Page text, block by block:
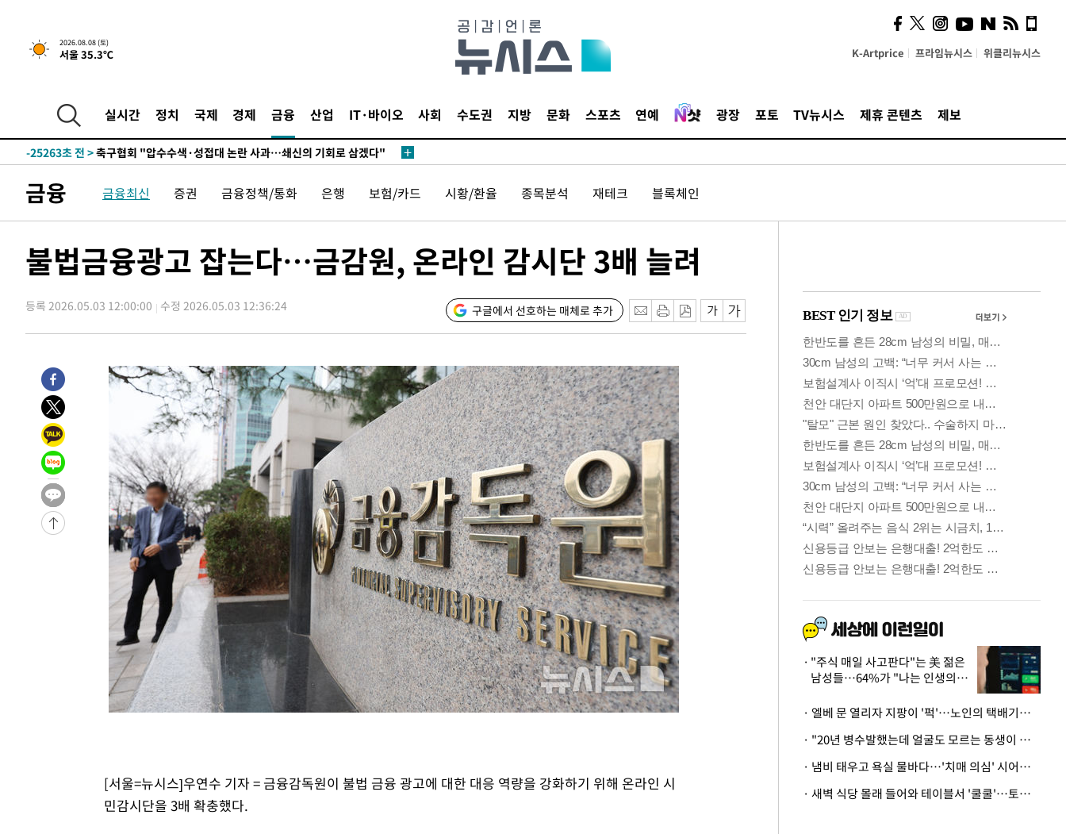
2026.08.08 (토)
서울 35.3℃ K-Artprice 프라임뉴시스 위클리뉴시스
실시간 정치 국제 경제 금융 산업 IT·바이오 사회 수도권 지방 문화 스포츠 연예 광장 포토 TV뉴시스 제휴 콘텐츠 제보
-32018초 전 >
여수 오동도 해상서 모터보트 전복…1명 사망·1명 실종
-28245초 전 >
주 날씨]
-25263초 전 >축구협회 "압수수색·성접대 논란 사과…쇄신의 기회로 삼겠다"
송"
-12401초 전 >
'최고 37도' 폭염 지속…강원동해안 최대 150㎜ 비
-5527초 전 >[속보]뉴욕증시 상승 마감…S&P 0.6% 나스닥 1.3%↑
-28265초 전 >극한폭염 한풀 꺾이지만…'낮 최고 35도' 무더위, 열대야 계속[다음
-23800초 전 >[속보]'압수수색·성접대 논란' 축구협회 "실망과 걱정 안겨드려 죄
-12421초 전 >'최고 37도' 폭염 지속…강원동해안 최대 150㎜ 비
금융 금융최신 증권 금융정책/통화 은행 보험/카드 시황/환율 종목분석 재테크 블록체인
불법금융광고 잡는다…금감원, 온라인 감시단 3배 늘려
등록 2026.05.03 12:00:00 수정 2026.05.03 12:36:24 구글에서 선호하는 매체로 추가
[서울=뉴시스]우연수 기자 = 금융감독원이 불법 금융 광고에 대한 대응 역량을 강화하기 위해 온라인 시
민감시단을 3배 확충했다.
시, 스마트폰 액세서리에
NFC 더했다
"주식 매일 사고판다"는 美 젊은
남성들…64%가 "나는 인생의
· 엘베 문 열리자 지팡이 '퍽'…노인의 택배기사 폭행 이유
· "20년 병수발했는데 얼굴도 모르는 동생이 유산 절반을"…배다른 형제 상속권 있을까
· 냄비 태우고 욕실 물바다…'치매 의심' 시어머니 검사 권유했다가 '날벼락'
· 새벽 식당 몰래 들어와 테이블서 '쿨쿨'…토사물 남기고 사라진 남성